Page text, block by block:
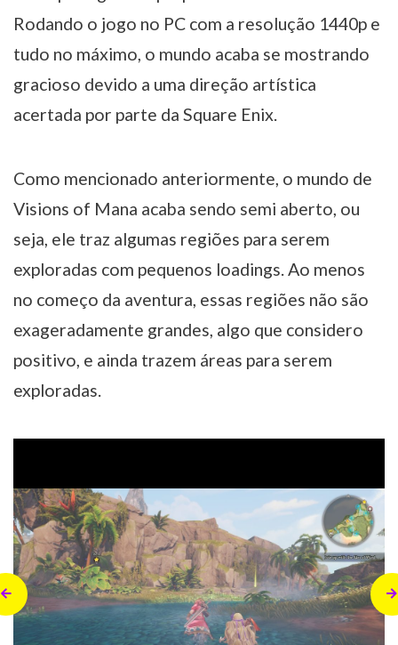
Rodando o jogo no PC com a resolução 1440p e
tudo no máximo, o mundo acaba se mostrando
gracioso devido a uma direção artística
acertada por parte da Square Enix.
Como mencionado anteriormente, o mundo de
Visions of Mana acaba sendo semi aberto, ou
seja, ele traz algumas regiões para serem
exploradas com pequenos loadings. Ao menos
no começo da aventura, essas regiões não são
exageradamente grandes, algo que considero
positivo, e ainda trazem áreas para serem
exploradas.